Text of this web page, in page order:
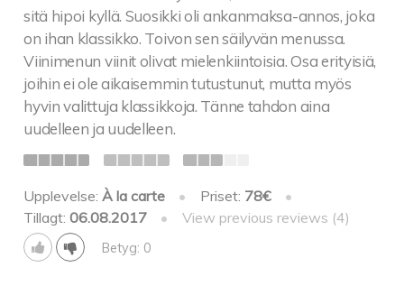
sitä hipoi kyllä. Suosikki oli ankanmaksa-annos, joka
on ihan klassikko. Toivon sen säilyvän menussa.
Viinimenun viinit olivat mielenkiintoisia. Osa erityisiä,
joihin ei ole aikaisemmin tutustunut, mutta myös
hyvin valittuja klassikkoja. Tänne tahdon aina
uudelleen ja uudelleen.
Upplevelse:À la carte • Priset: 78€
•
Tillagt:06.08.2017 • View previous reviews (4)
Betyg: 0